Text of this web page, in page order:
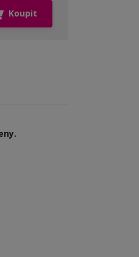
Koupit